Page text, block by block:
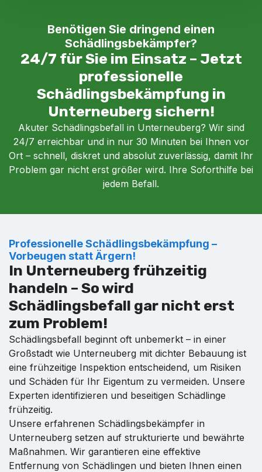
Benötigen Sie dringend einen
Schädlingsbekämpfer?
24/7 für Sie im Einsatz – Jetzt
professionelle
Schädlingsbekämpfung in
Unterneuberg sichern!
Akuter Schädlingsbefall in Unterneuberg? Wir sind
24/7 erreichbar und in nur 30 Minuten bei Ihnen vor
Ort – schnell, diskret und absolut zuverlässig, damit Ihr
Problem gar nicht erst größer wird. Ihre Soforthilfe bei
jedem Befall.
Professionelle Schädlingsbekämpfung –
Vorbeugen statt Ärgern!
In Unterneuberg frühzeitig
handeln – So wird
Schädlingsbefall gar nicht erst
zum Problem!
Schädlingsbefall beginnt oft unbemerkt – in einer
Großstadt wie Unterneuberg mit dichter Bebauung ist
eine frühzeitige Inspektion entscheidend, um Risiken
und Schäden für Ihr Eigentum zu vermeiden. Unsere
Experten identifizieren und beseitigen Schädlinge
frühzeitig.
Unsere erfahrenen Schädlingsbekämpfer in
Unterneuberg setzen auf strukturierte und bewährte
Maßnahmen. Wir garantieren eine effektive
Entfernung von Schädlingen und bieten Ihnen einen